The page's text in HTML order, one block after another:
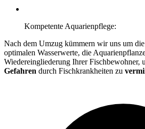
Kompetente Aquarienpflege:
Nach dem Umzug kümmern wir uns um
optimalen Wasserwerte, die
Wiedereingliederung Ihrer Fischbewohner,
Gefahren durch Fischkrankheiten zu